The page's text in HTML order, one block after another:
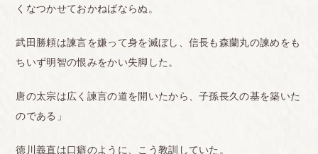
くなつかせておかねばならぬ。
武田勝頼は諫言を嫌って身を滅ぼし、信長も森蘭丸の諫めをも
ちいず明智の恨みをかい失脚した。
唐の太宗は広く諫言の道を開いたから、子孫長久の基を築いた
のである」
徳川義直は口癖のように、こう教訓していた。